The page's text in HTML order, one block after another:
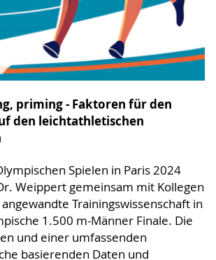
priming - Faktoren für den
den leichtathletischen
Spielen in Paris 2024
Weippert gemeinsam mit Kollegen
Trainingswissenschaft in
1.500 m-Männer Finale. Die
und einer umfassenden
basierenden Daten und